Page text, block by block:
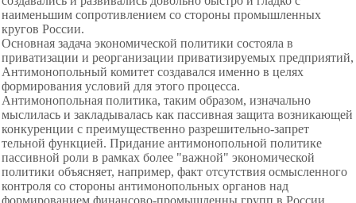
наименьшим сопротивлением со стороны промышленных
кругов России.
Основная задача экономической политики состояла в
приватизации и реорганизации приватизируемых предприятий,
Антимонопольный комитет создавался именно в целях
формирования условий для этого процесса.
Антимонопольная политика, таким образом, изначально
мыслилась и закладывалась как пассивная защита возникающей
конкуренции с преимущественно разрешительно-запрет
тельной функцией. Придание антимонопольной политике
пассивной роли в рамках более "важной" экономической
политики объясняет, например, факт отсутствия осмысленного
контроля со стороны антимонопольных органов над